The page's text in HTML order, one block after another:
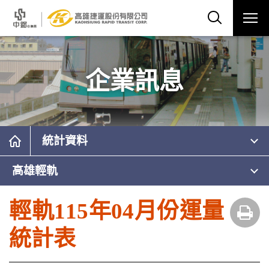
企業訊息
統計資料
高雄輕軌
輕軌115年04月份運量
統計表